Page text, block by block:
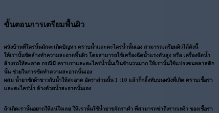
ขั้นตอนการเตรียมพื้นผิว
ผนังบ้านที่ใครนั้นมักจะเกิดปัญหา คราบน้ำและตะไครน้ำนั้นเอง สามารถเตรียมผิวได้ดังนี้
ให้เรานั้นขัดล้างทำความสะอาดพื้นผิว โดยสามารถใช้เครื่องฉีดน้ำแรงดันสูง หรือ เครื่องฉีดน้ำ
ล้างรถให้สะอาด กรณีมี คราบราและตะไคร่น้ำนั้นเป็นจำนวนมาก ให้เรานั้นใช้แปรงขนพลาสติก
นั้น ช่วยในการขัดทำความสะอาดนั้นเอง
ผสม น้ำยาซักผ้าขาวกับน้ำให้สะอาด อัตราส่วนนั้น 1 :10 แล้วก็กลิ้งทับบนผนังที่เกิด คราบเชื้อรา
และตะไคร่น้ำ ล้างด้วยน้ำสะอาดนั้นเอง
ถ้าเกิดเรานั้นอยากให้แน่ใจเลย ให้เรานั้นใช้น้ำยาขจัดราดำ ที่สามารถฆ่าถึงรากเหง้า ของเชื้อรา